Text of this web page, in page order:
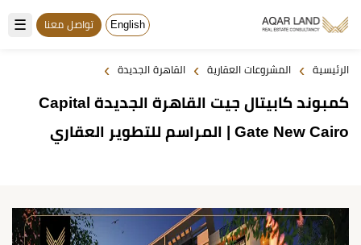
☰ English تواصل معنا
الرئيسية › المشروعات العقارية › القاهرة الجديدة ›
كمبوند كابيتال جيت القاهرة الجديدة Capital
Gate New Cairo | المراسم للتطوير العقاري